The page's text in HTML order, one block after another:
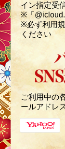
ー
ル
ア
ド
レ
ス
を
使
っ
て
簡
単
登
録
が
可
能
で
す
イン指定受
※「
※必ず利用
ください
ご利用中の
ールアドレ